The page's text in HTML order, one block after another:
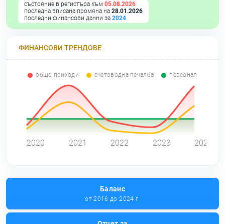
състояние в регистъра към 05.08.2026
последна вписана промяна на 28.01.2026
последни финансови данни за 2024
ФИНАНСОВИ ТРЕНДОВЕ
общо приходи счетоводна печалба персонал
2020 2021 2022 2023 2024
Баланс
от 2016 до 2024 г.